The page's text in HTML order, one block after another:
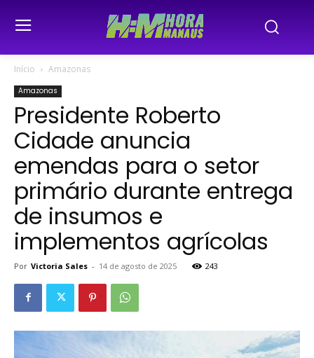
Início Amazonas
Amazonas
Presidente Roberto
Cidade anuncia
emendas para o setor
primário durante entrega
de insumos e
implementos agrícolas
Por Victoria Sales - 14 de agosto de 2025 243